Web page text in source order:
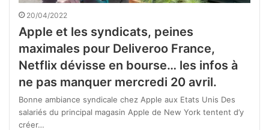
20/04/2022
Apple et les syndicats, peines
maximales pour Deliveroo France,
Netflix dévisse en bourse… les infos à
ne pas manquer mercredi 20 avril.
Bonne ambiance syndicale chez Apple aux Etats Unis Des
salariés du principal magasin Apple de New York tentent d’y
créer…